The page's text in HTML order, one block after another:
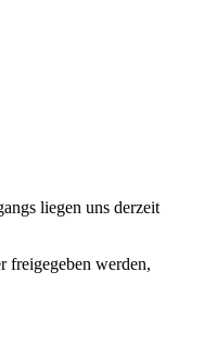
liegen uns derzeit
freigegeben werden,